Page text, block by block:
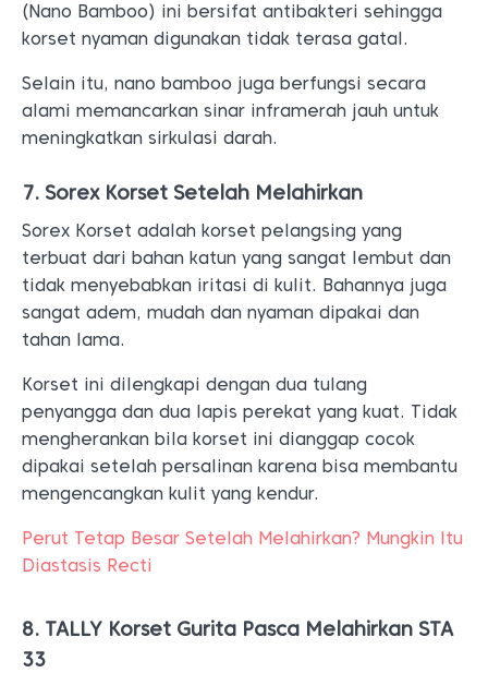
(Nano Bamboo) ini bersifat antibakteri sehingga
korset nyaman digunakan tidak terasa gatal.
Selain itu, nano bamboo juga berfungsi secara
alami memancarkan sinar inframerah jauh untuk
meningkatkan sirkulasi darah.
7. Sorex Korset Setelah Melahirkan
Sorex Korset adalah korset pelangsing yang
terbuat dari bahan katun yang sangat lembut dan
tidak menyebabkan iritasi di kulit. Bahannya juga
sangat adem, mudah dan nyaman dipakai dan
tahan lama.
Korset ini dilengkapi dengan dua tulang
penyangga dan dua lapis perekat yang kuat. Tidak
mengherankan bila korset ini dianggap cocok
dipakai setelah persalinan karena bisa membantu
mengencangkan kulit yang kendur.
Perut Tetap Besar Setelah Melahirkan? Mungkin Itu
Diastasis Recti
8. TALLY Korset Gurita Pasca Melahirkan STA
33